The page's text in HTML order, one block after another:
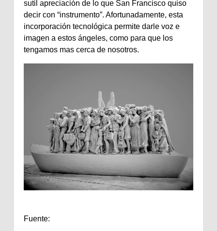
sutil apreciación de lo que San Francisco quiso
decir con “instrumento”. Afortunadamente, esta
incorporación tecnológica permite darle voz e
imagen a estos ángeles, como para que los
tengamos mas cerca de nosotros.
Fuente: